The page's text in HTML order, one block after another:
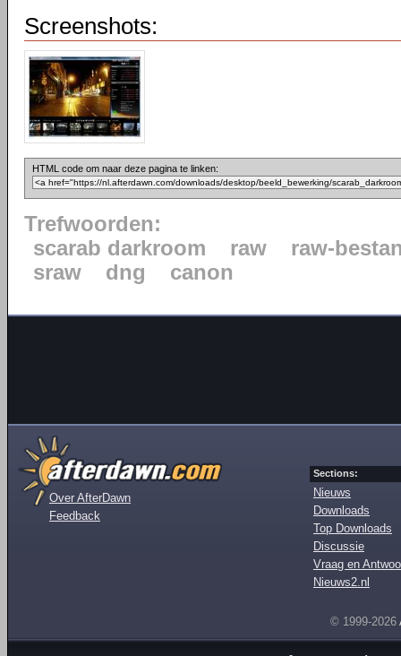
Screenshots:
HTML code om naar deze pagina te linken:
Trefwoorden:
scarab darkroom
raw
raw-
sraw
dng canon
Over AfterDawn
Feedback
Sections:
Nieuws
Downloads
Top Downloads
Discussie
Vraag en
Nieuws2.nl
© 1999-2026